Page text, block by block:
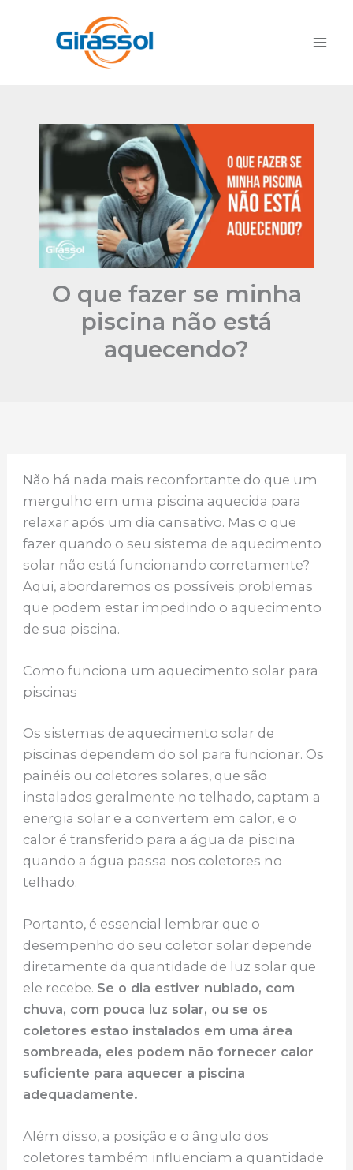
O que fazer se minha
piscina não está
aquecendo?
Não há nada mais reconfortante do que um
mergulho em uma piscina aquecida para
relaxar após um dia cansativo. Mas o que
fazer quando o seu sistema de aquecimento
solar não está funcionando corretamente?
Aqui, abordaremos os possíveis problemas
que podem estar impedindo o aquecimento
de sua piscina.
Como funciona um aquecimento solar para
piscinas
Os sistemas de aquecimento solar de
piscinas dependem do sol para funcionar. Os
painéis ou coletores solares, que são
instalados geralmente no telhado, captam a
energia solar e a convertem em calor, e o
calor é transferido para a água da piscina
quando a água passa nos coletores no
telhado.
Portanto, é essencial lembrar que o
desempenho do seu coletor solar depende
diretamente da quantidade de luz solar que
ele recebe. Se o dia estiver nublado, com
chuva, com pouca luz solar, ou se os
coletores estão instalados em uma área
sombreada, eles podem não fornecer calor
suficiente para aquecer a piscina
adequadamente.
Além disso, a posição e o ângulo dos
coletores também influenciam a quantidade